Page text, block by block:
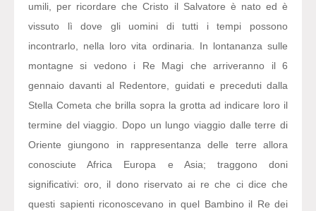
umili, per ricordare che Cristo il Salvatore è nato ed è
vissuto lì dove gli uomini di tutti i tempi possono
incontrarlo, nella loro vita ordinaria. In lontananza sulle
montagne si vedono i Re Magi che arriveranno il 6
gennaio davanti al Redentore, guidati e preceduti dalla
Stella Cometa che brilla sopra la grotta ad indicare loro il
termine del viaggio. Dopo un lungo viaggio dalle terre di
Oriente giungono in rappresentanza delle terre allora
conosciute Africa Europa e Asia; traggono doni
significativi: oro, il dono riservato ai re che ci dice che
questi sapienti riconoscevano in quel Bambino il Re dei